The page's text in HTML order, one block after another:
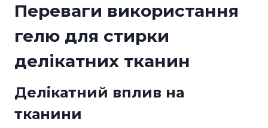
Переваги використання
гелю для стирки
делікатних тканин
Делікатний вплив на
тканини